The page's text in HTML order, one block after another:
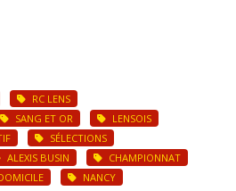
RC LENS
SANG ET OR
LENSOIS
SÉLECTIONS
ALEXIS BUSIN
CHAMPIONNAT
NANCY